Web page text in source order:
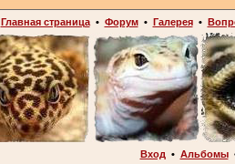
Главная страница• Форум• Галерея•
Вход • Альбомы